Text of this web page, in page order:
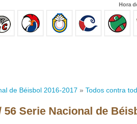
Hora
de Béisbol 2016-2017 » Todos contra
Serie Nacional de